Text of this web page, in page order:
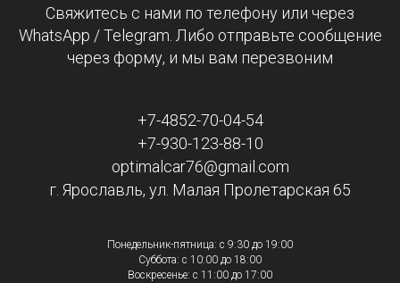
Свяжитесь с нами по телефону или через
WhatsApp / Telegram. Либо отправьте сообщение
через форму, и мы вам перезвоним
+7-4852-70-04-54
+7-930-123-88-10
optimalcar76@gmail.com
г. Ярославль, ул. Малая Пролетарская 65
Понедельник-пятница: с 9:30 до 19:00
Суббота: с 10:00 до 18:00
Воскресенье: с 11:00 до 17:00